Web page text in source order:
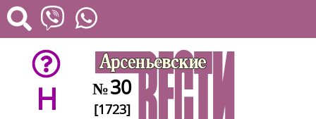
H №30
[1723]